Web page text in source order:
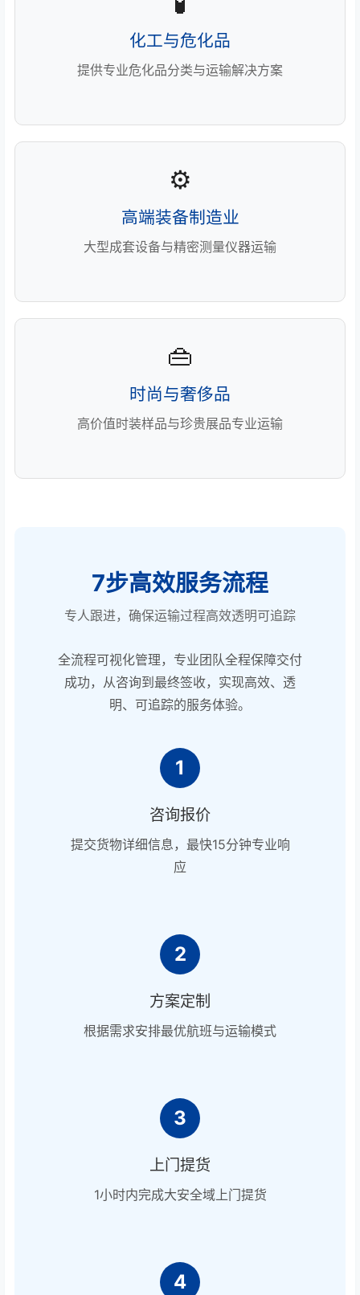
化工与危化品
提供专业危化品分类与运输解决方案
⚙️
高端装备制造业
大型成套设备与精密测量仪器运输
👜
时尚与奢侈品
高价值时装样品与珍贵展品专业运输
7步高效服务流程
专人跟进，确保运输过程高效透明可追踪
全流程可视化管理，专业团队全程保障交付
成功，从咨询到最终签收，实现高效、透
明、可追踪的服务体验。
1
咨询报价
提交货物详细信息，最快15分钟专业响
应
2
方案定制
根据需求安排最优航班与运输模式
3
上门提货
1小时内完成大安全域上门提货
4